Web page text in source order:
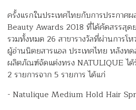
ครั้งแรกในประเทศไทยกับการประกาศ
Beauty Awards 2018 ที่ได้คัดสรรสุ
รวมทั้งหมด 26 สาขารางวัลที่ผ่านการโ
ผู้อ่านนิตยสารแอล ประเทศไทย หลังทด
ผลิตภัณฑ์จัดแต่งทรง NATULIQUE ได้
2 รายการจาก 5 รายการ ได้แก่
- Natulique Medium Hold Hair